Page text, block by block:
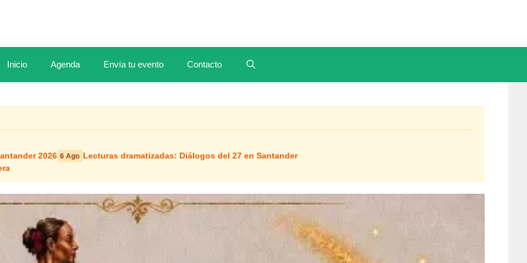
Inicio Agenda Envía tu evento Contacto
2026 6 Ago Lecturas dramatizadas: Diálogos del 27 en Santander